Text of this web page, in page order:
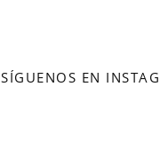
SÍGUENOS EN